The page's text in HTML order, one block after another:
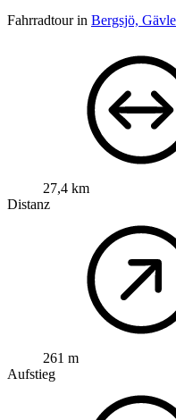
Fahrradtour in Bergsjö,
27,4 km
Distanz
261 m
Aufstieg